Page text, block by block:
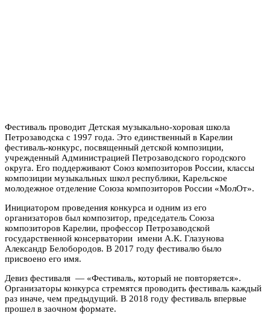
Фестиваль проводит Детская музыкально-хоровая школа
Петрозаводска с 1997 года. Это единственный в Карелии
фестиваль-конкурс, посвященный детской композиции,
учрежденный Администрацией Петрозаводского городского
округа. Его поддерживают Союз композиторов России, классы
композиции музыкальных школ республики, Карельское
молодежное отделение Союза композиторов России «МолОт».
Инициатором проведения конкурса и одним из его
организаторов был композитор, председатель Союза
композиторов Карелии, профессор Петрозаводской
государственной консерватории имени А.К. Глазунова
Александр Белобородов. В 2017 году фестивалю было
присвоено его имя.
Девиз фестиваля — «Фестиваль, который не повторяется».
Организаторы конкурса стремятся проводить фестиваль каждый
раз иначе, чем предыдущий. В 2018 году фестиваль впервые
прошел в заочном формате.